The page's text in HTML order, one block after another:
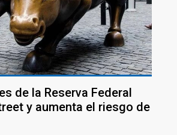
de la Reserva Federal
y aumenta el riesgo de